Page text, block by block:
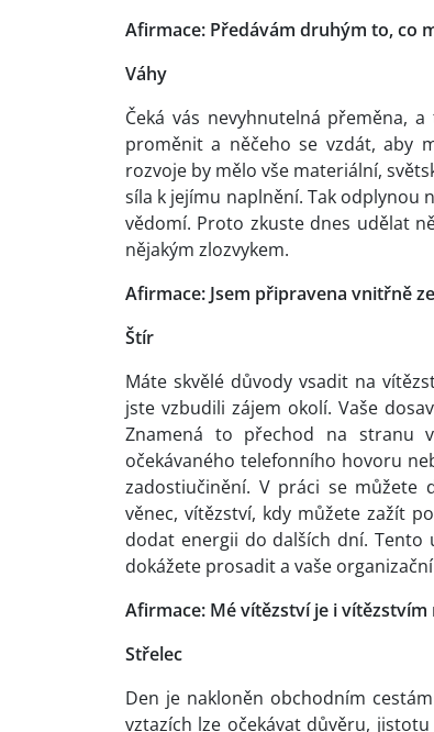
Afirmace: Předávám druhým to, co
Váhy
Čeká vás nevyhnutelná přeměna,
proměnit a něčeho se vzdát, aby
rozvoje by mělo vše materiální,
síla k jejímu naplnění. Tak odplynou
vědomí. Proto zkuste dnes udělat
nějakým zlozvykem.
Afirmace: Jsem připravena vnitřně
Štír
Máte skvělé důvody vsadit na
jste vzbudili zájem okolí. Vaše
Znamená to přechod na stranu
očekávaného telefonního hovoru
zadostiučinění. V práci se můžete
věnec, vítězství, kdy můžete zažít
dodat energii do dalších dní.
dokážete prosadit a vaše
Afirmace: Mé vítězství je i vítězstvím
Střelec
Den je nakloněn obchodním
vztazích lze očekávat důvěru,